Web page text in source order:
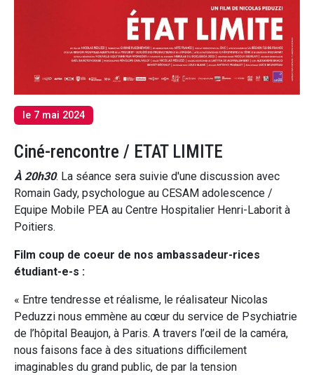
le 7 mai 2024
Ciné-rencontre / ETAT LIMITE
À 20h30. La séance sera suivie d'une discussion avec
Romain Gady, psychologue au CESAM adolescence /
Equipe Mobile PEA au Centre Hospitalier Henri-Laborit à
Poitiers.
Film coup de coeur de nos ambassadeur-rices
étudiant-e-s :
« Entre tendresse et réalisme, le réalisateur Nicolas
Peduzzi nous emmène au cœur du service de Psychiatrie
de l’hôpital Beaujon, à Paris. A travers l’œil de la caméra,
nous faisons face à des situations difficilement
imaginables du grand public, de par la tension